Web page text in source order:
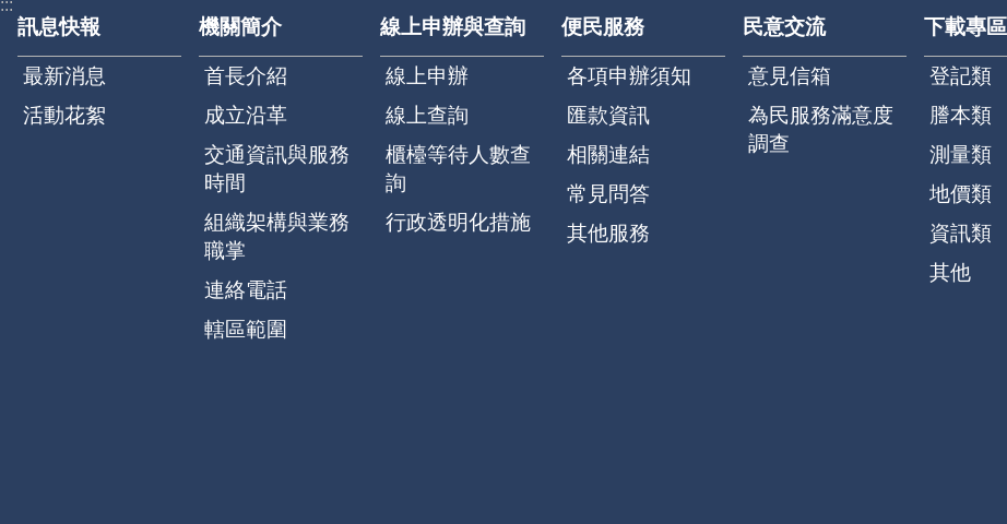
:::
訊息快報
最新消息
活動花絮
機關簡介
首長介紹
成立沿革
交通資訊與服務
時間
組織架構與業務
職掌
連絡電話
轄區範圍
線上申辦與查詢
線上申辦
線上查詢
櫃檯等待人數查
詢
行政透明化措施
便民服務
各項申辦須知
匯款資訊
相關連結
常見問答
其他服務
民意交流
意見信箱
為民服務滿意度
調查
下載專區
登記類
謄本類
測量類
地價類
資訊類
其他